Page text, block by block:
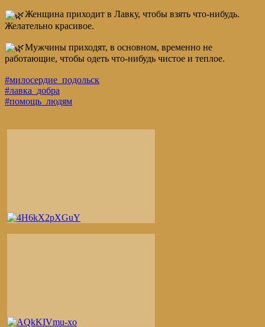
Женщина приходит в Лавку, чтобы взять что-нибудь.
Желательно красивое.
Мужчины приходят, в основном, временно не
работающие, чтобы одеть что-нибудь чистое и теплое.
#милосердие_подольск
#лавка_добра
#помощь_людям